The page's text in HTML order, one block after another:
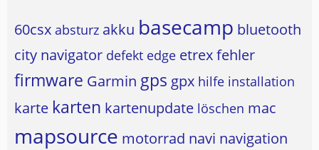
60csx absturz akku basecamp bluetooth
city navigator defekt edge etrexfehler
firmware Garmin gps gpx hilfe installation
karte karten kartenupdate löschen mac
mapsource motorrad navi navigation